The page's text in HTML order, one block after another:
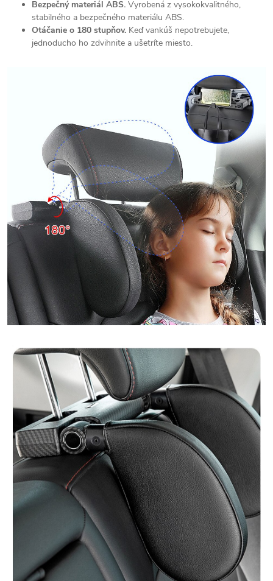
Bezpečný materiál ABS. Vyrobená z vysokokvalitného,
stabilného a bezpečného materiálu ABS.
Otáčanie o 180 stupňov. Keď vankúš nepotrebujete,
jednoducho ho zdvihnite a ušetríte miesto.